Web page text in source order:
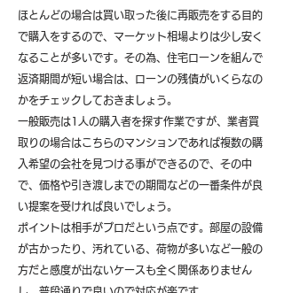
ほとんどの場合は買い取った後に再販売をする目的
で購入をするので、マーケット相場よりは少し安く
なることが多いです。その為、住宅ローンを組んで
返済期間が短い場合は、ローンの残債がいくらなの
かをチェックしておきましょう。
一般販売は1人の購入者を探す作業ですが、業者買
取りの場合はこちらのマンションであれば複数の購
入希望の会社を見つける事ができるので、その中
で、価格や引き渡しまでの期間などの一番条件が良
い提案を受ければ良いでしょう。
ポイントは相手がプロだという点です。部屋の設備
が古かったり、汚れている、荷物が多いなど一般の
方だと感度が出ないケースも全く関係ありません